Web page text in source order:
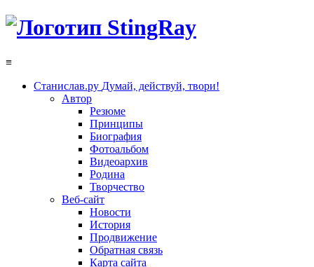
≡
Станислав.ру Думай, действуй, твори!
Автор
Резюме
Принципы
Биография
Фотоальбом
Видеоархив
Родина
Творчество
Веб-сайт
Новости
История
Продвижение
Обратная связь
Карта сайта